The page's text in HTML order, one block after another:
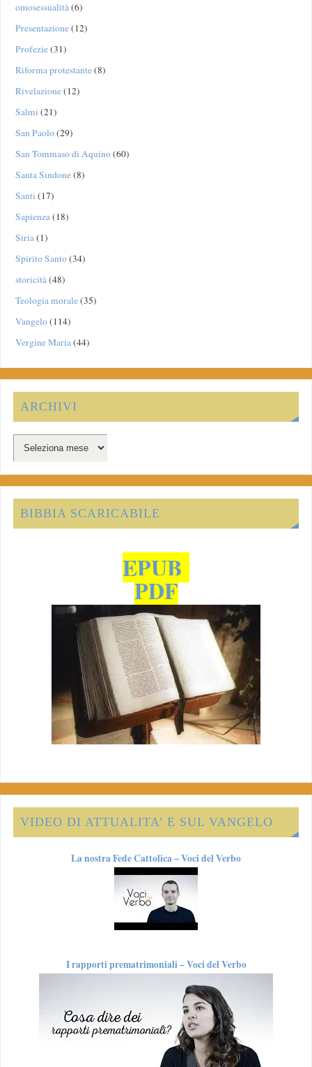
omosessualità(6)
Presentazione(12)
Profezie(31)
Riforma protestante(8)
Rivelazione(12)
Salmi (21)
San Paolo(29)
San Tommaso di Aquino(60)
Santa Sindone(8)
Santi (17)
Sapienza(18)
Siria(1)
Spirito Santo(34)
storicità(48)
Teologia morale(35)
Vangelo(114)
Vergine Maria(44)
ARCHIVI
BIBBIA SCARICABILE
EPUB
PDF
VIDEO DI ATTUALITA’ E SUL VANGELO
La nostra Fede Cattolica – Voci del Verbo
I rapporti prematrimoniali – Voci del Verbo